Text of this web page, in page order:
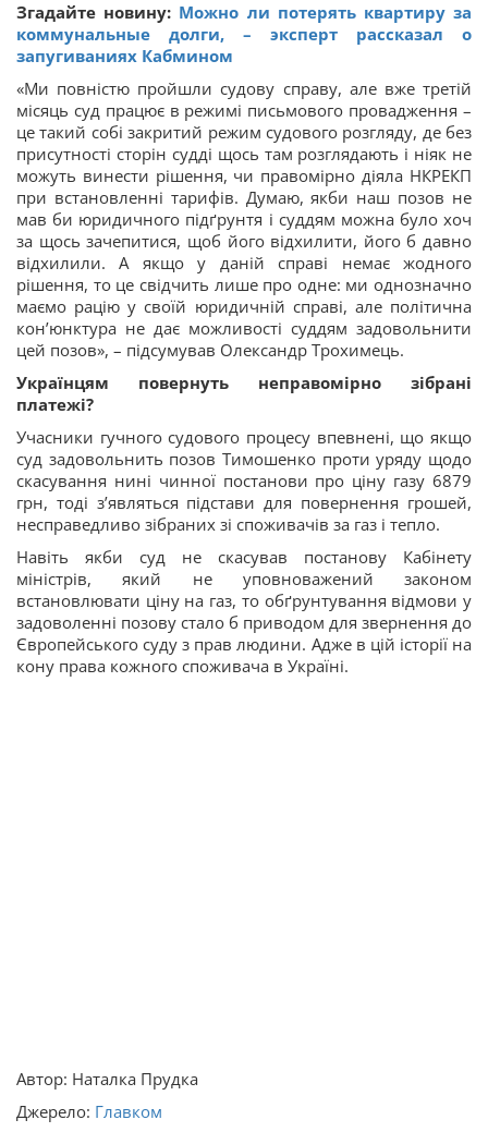
Згадайте новину: Можно ли потерять квартиру за
коммунальные долги, – эксперт рассказал о
запугиваниях Кабмином
«Ми повністю пройшли судову справу, але вже третій
місяць суд працює в режимі письмового провадження –
це такий собі закритий режим судового розгляду, де без
присутності сторін судді щось там розглядають і ніяк не
можуть винести рішення, чи правомірно діяла НКРЕКП
при встановленні тарифів. Думаю, якби наш позов не
мав би юридичного підґрунтя і суддям можна було хоч
за щось зачепитися, щоб його відхилити, його б давно
відхилили. А якщо у даній справі немає жодного
рішення, то це свідчить лише про одне: ми однозначно
маємо рацію у своїй юридичній справі, але політична
кон’юнктура не дає можливості суддям задовольнити
цей позов», – підсумував Олександр Трохимець.
Українцям повернуть неправомірно зібрані
платежі?
Учасники гучного судового процесу впевнені, що якщо
суд задовольнить позов Тимошенко проти уряду щодо
скасування нині чинної постанови про ціну газу 6879
грн, тоді з’являться підстави для повернення грошей,
несправедливо зібраних зі споживачів за газ і тепло.
Навіть якби суд не скасував постанову Кабінету
міністрів, який не уповноважений законом
встановлювати ціну на газ, то обґрунтування відмови у
задоволенні позову стало б приводом для звернення до
Європейського суду з прав людини. Адже в цій історії на
кону права кожного споживача в Україні.
Автор: Наталка Прудка
Джерело: Главком